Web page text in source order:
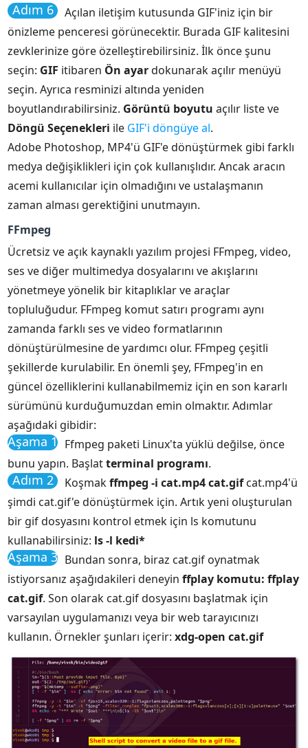
Adım 6
Açılan iletişim kutusunda GIF'iniz için bir
önizleme penceresi görünecektir. Burada GIF kalitesini
zevklerinize göre özelleştirebilirsiniz. İlk önce şunu
seçin: GIF itibaren Ön ayardokunarak açılır menüyü
seçin. Ayrıca resminizi altında yeniden
boyutlandırabilirsiniz. Görüntü boyutu açılır liste ve
Döngü Seçenekleri ile GIF'i döngüye al.
Adobe Photoshop, MP4'ü GIF'e dönüştürmek gibi farklı
medya değişiklikleri için çok kullanışlıdır. Ancak aracın
acemi kullanıcılar için olmadığını ve ustalaşmanın
zaman alması gerektiğini unutmayın.
FFmpeg
Ücretsiz ve açık kaynaklı yazılım projesi FFmpeg, video,
ses ve diğer multimedya dosyalarını ve akışlarını
yönetmeye yönelik bir kitaplıklar ve araçlar
topluluğudur. FFmpeg komut satırı programı aynı
zamanda farklı ses ve video formatlarının
dönüştürülmesine de yardımcı olur. FFmpeg çeşitli
şekillerde kurulabilir. En önemli şey, FFmpeg'in en
güncel özelliklerini kullanabilmemiz için en son kararlı
sürümünü kurduğumuzdan emin olmaktır. Adımlar
aşağıdaki gibidir:
Aşama 1 Ffmpeg paketi Linux'ta yüklü değilse, önce
bunu yapın. Başlatterminal programı.
Adım 2 Koşmakffmpeg -i cat.mp4 cat.gifcat.mp4'ü
şimdi cat.gif'e dönüştürmek için. Artık yeni oluşturulan
bir gif dosyasını kontrol etmek için ls komutunu
kullanabilirsiniz: ls -l kedi*
Aşama 3 Bundan sonra, biraz cat.gif oynatmak
istiyorsanız aşağıdakileri deneyinffplay komutu: ffplay
cat.gif. Son olarak cat.gif dosyasını başlatmak için
varsayılan uygulamanızı veya bir web tarayıcınızı
kullanın. Örnekler şunları içerir:xdg-open cat.gif